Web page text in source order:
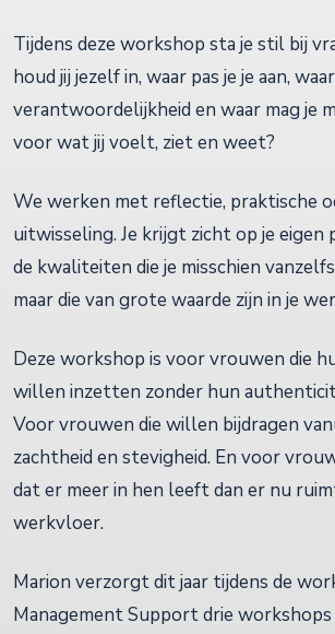
Tijdens deze workshop sta je stil bij
houd jij jezelf in, waar pas je je aan,
verantwoordelijkheid en waar mag je
voor wat jij voelt, ziet en weet?
We werken met reflectie, praktische
uitwisseling. Je krijgt zicht op je eigen
de kwaliteiten die je misschien
maar die van grote waarde zijn in je
Deze workshop is voor vrouwen die
willen inzetten zonder hun
Voor vrouwen die willen bijdragen
zachtheid en stevigheid. En voor
dat er meer in hen leeft dan er nu
werkvloer.
Marion verzorgt dit jaar tijdens de
Management Support drie